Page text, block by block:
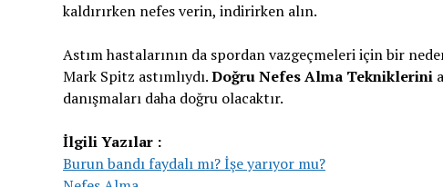
kaldırırken nefes verin, indirirken alın.
Astım hastalarının da spordan vazgeçmeleri için bir
Mark Spitz astımlıydı.Doğru Nefes Alma Tekniklerini
danışmaları daha doğru olacaktır.
İlgili Yazılar :
Burun bandı faydalı mı? İşe yarıyor mu?